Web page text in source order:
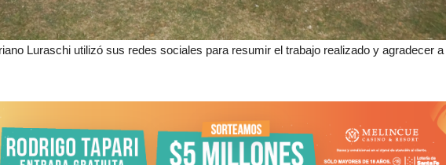
Luraschi utilizó sus redes sociales para resumir el trabajo realizado y agradecer a